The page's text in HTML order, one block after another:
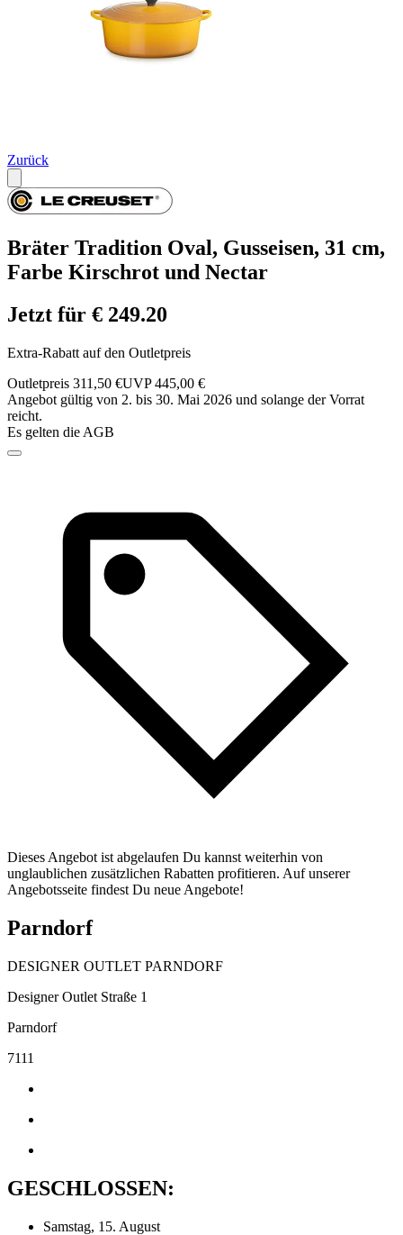
Zurück
Bräter Tradition Oval, Gusseisen, 31 cm,
Farbe Kirschrot und Nectar
Jetzt für € 249.20
Extra-Rabatt auf den Outletpreis
Outletpreis 311,50 €UVP 445,00 €
Angebot gültig von 2. bis 30. Mai 2026 und solange der Vorrat
reicht.
Es gelten die AGB
Dieses Angebot ist abgelaufen Du kannst weiterhin von
unglaublichen zusätzlichen Rabatten profitieren. Auf unserer
Angebotsseite findest Du neue Angebote!
Parndorf
DESIGNER OUTLET PARNDORF
Designer Outlet Straße 1
Parndorf
7111
GESCHLOSSEN:
Samstag, 15. August